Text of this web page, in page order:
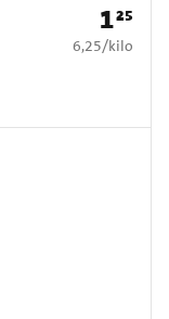
Prijs: €
125
€ 6,25 per kilo
6,25/kilo